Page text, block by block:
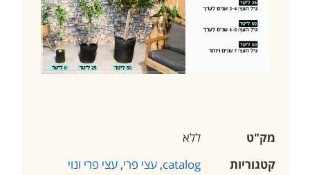
מק"ט
ללא
קטגוריות
catalog
, עצי פרי, עצי פרי ונוי